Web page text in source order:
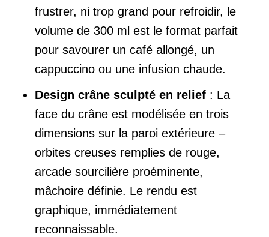
frustrer, ni trop grand pour refroidir, le
volume de 300 ml est le format parfait
pour savourer un café allongé, un
cappuccino ou une infusion chaude.
Design crâne sculpté en relief : La
face du crâne est modélisée en trois
dimensions sur la paroi extérieure –
orbites creuses remplies de rouge,
arcade sourcilière proéminente,
mâchoire définie. Le rendu est
graphique, immédiatement
reconnaissable.